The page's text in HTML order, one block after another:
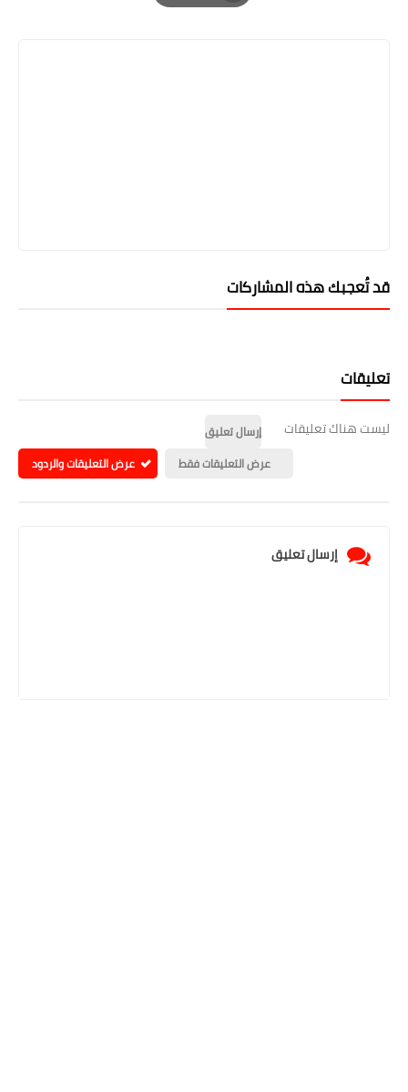
Print
قد تُعجبك هذه المشاركات
تعليقات
ليست هناك تعليقات
إرسال تعليق
عرض التعليقات فقط
عرض التعليقات والردود
إرسال تعليق